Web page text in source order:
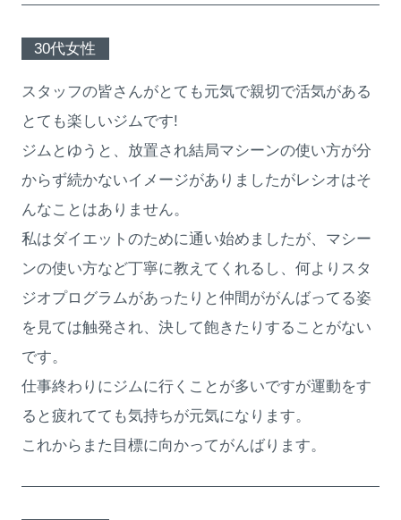
30代女性
スタッフの皆さんがとても元気で親切で活気がある
とても楽しいジムです!
ジムとゆうと、放置され結局マシーンの使い方が分
からず続かないイメージがありましたがレシオはそ
んなことはありません。
私はダイエットのために通い始めましたが、マシー
ンの使い方など丁寧に教えてくれるし、何よりスタ
ジオプログラムがあったりと仲間ががんばってる姿
を見ては触発され、決して飽きたりすることがない
です。
仕事終わりにジムに行くことが多いですが運動をす
ると疲れてても気持ちが元気になります。
これからまた目標に向かってがんばります。